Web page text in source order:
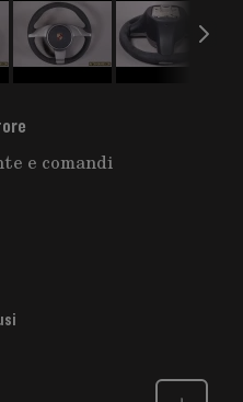
e comandi